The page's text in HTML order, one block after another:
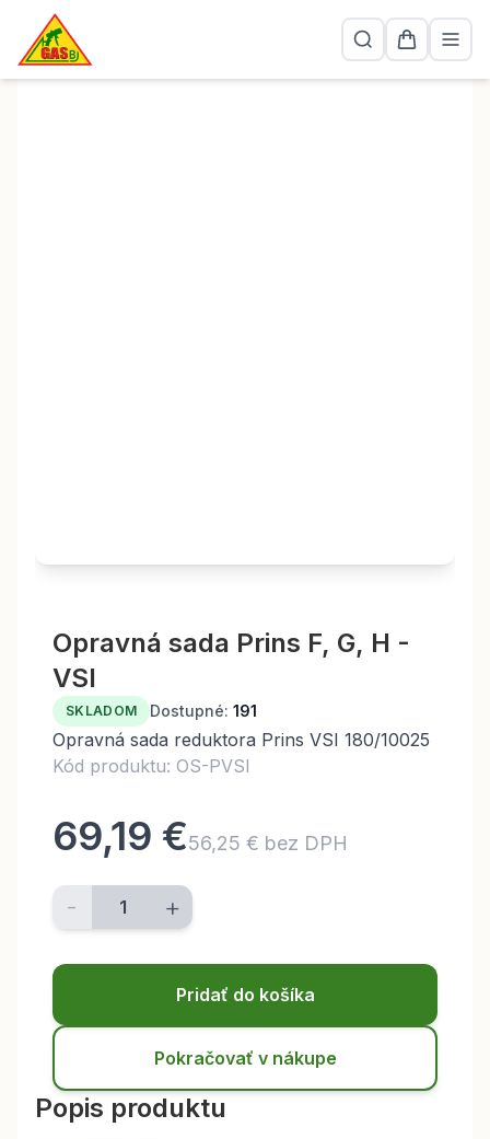
Opravná sada Prins F, G, H -
VSI
SKLADOM Dostupné: 191
Opravná sada reduktora Prins VSI 180/10025
Kód produktu: OS-PVSI
69,19 €56,25 € bez DPH
- +
Pridať do košíka
Pokračovať v nákupe
Popis produktu